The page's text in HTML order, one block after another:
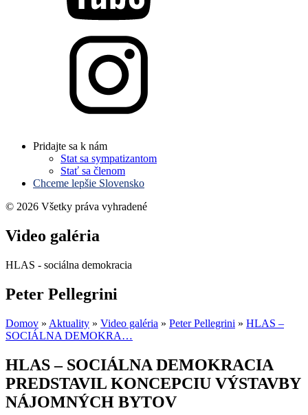
Pridajte sa k nám
Stat sa sympatizantom
Stať sa členom
Chceme lepšie Slovensko
© 2026 Všetky práva vyhradené
Video galéria
HLAS - sociálna demokracia
Peter Pellegrini
Domov » Aktuality » Video galéria » Peter Pellegrini » HLAS –
SOCIÁLNA DEMOKRA…
HLAS – SOCIÁLNA DEMOKRACIA
PREDSTAVIL KONCEPCIU VÝSTAVBY
NÁJOMNÝCH BYTOV